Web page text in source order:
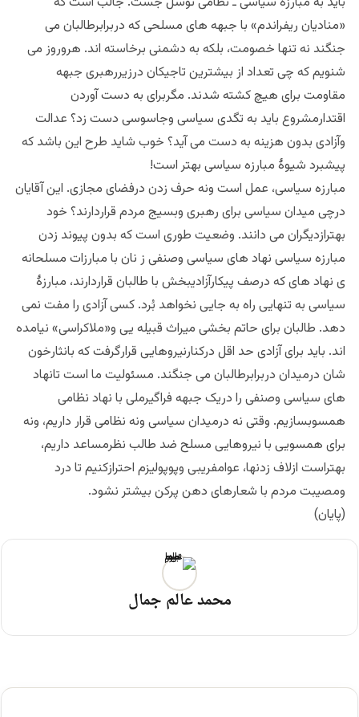
«منادیان ریفراندم» با جبهه های مسلحی که دربرابرطالبان می
جنگند نه تنها خصومت، بلکه به دشمنی برخاسته اند. هروروز می
شنویم که چی تعداد از بیشترین تاجیکان درزیررهبری جبهه
مقاومت برای هیچ کشته شدند. مگربرای به دست آوردن
اقتدارمشروع باید به تگدی سیاسی وجاسوسی دست زد؟ عدالت
وآزادی بدون هزینه به دست می آید؟ خوب شاید طرح این باشد که
پیشبرد شیوۀ مبارزه سیاسی بهتر است!
مبارزه سیاسی، عمل است ونه حرف زدن درفضای مجازی. این آقایان
درچی میدان سیاسی برای رهبری وبسیج مردم قراردارند؟ خود
بهترازدیگران می دانند. وضعیت طوری است که بدون پیوند زدن
مبارزه سیاسی نهاد های سیاسی وصنفی ز نان با مبارزات مسلحانه
ی نهاد های که درصف پیکارآزادیبخش با طالبان قراردارند، مبارزۀ
سیاسی به تنهایی راه به جایی نخواهد بُرد. کسی آزادی را مفت نمی
دهد. طالبان برای حاتم بخشی میراث قبیله یی و«ملاکراسی» نیامده
اند. باید برای آزادی حد اقل درکنارنیروهایی قرارگرفت که بانثارخون
شان درمیدان دربرابرطالبان می جنگند. مسئولیت ما است تانهاد
های سیاسی وصنفی را دریک جبهه فراگیرملی با نهاد نظامی
همسوبسازیم. وقتی نه درمیدان سیاسی ونه نظامی قرار داریم، ونه
برای همسویی با نیروهایی مسلح ضد طالب نظرمساعد داریم،
بهتراست ازلاف زدنها، عوامفریبی وپوپولیزم احترازکنیم تا درد
ومصیبت مردم با شعارهای دهن پرکن بیشتر نشود.
(پایان)
محمد عالم جمال